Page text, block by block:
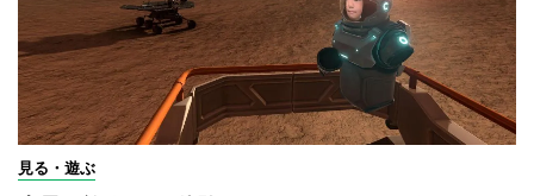
見る・遊ぶ